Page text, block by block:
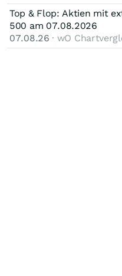
Top & Flop: Aktien mit
500 am 07.08.2026
07.08.26 · wO